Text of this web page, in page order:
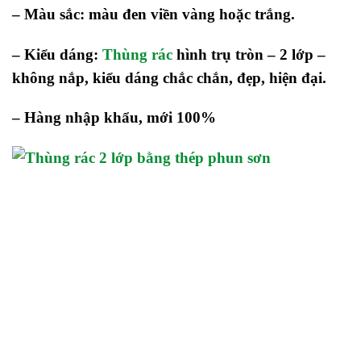
– Màu sắc: màu đen viền vàng hoặc trắng.
– Kiểu dáng: Thùng rác hình trụ tròn – 2 lớp –
không nắp, kiểu dáng chắc chắn, đẹp, hiện đại.
– Hàng nhập khẩu, mới 100%